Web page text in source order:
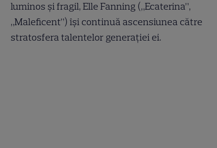
luminos și fragil, Elle Fanning („Ecaterina”,
„Maleficent”) își continuă ascensiunea către
stratosfera talentelor generației ei.